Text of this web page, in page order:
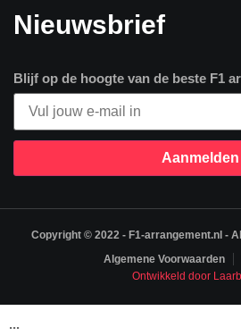
Nieuwsbrief
Blijf op de hoogte van de beste F1
Aanmelden
Copyright © 2022 - F1-arrangement.nl -
Algemene Voorwaarden
Ontwikkeld door
...